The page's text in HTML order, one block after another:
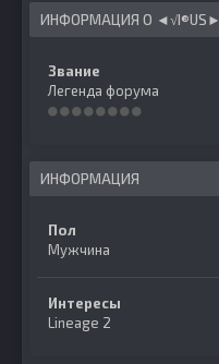
ИНФОРМАЦИЯ О ◄√I®US►
Звание
Легенда форума
ИНФОРМАЦИЯ
Пол
Мужчина
Интересы
Lineage 2